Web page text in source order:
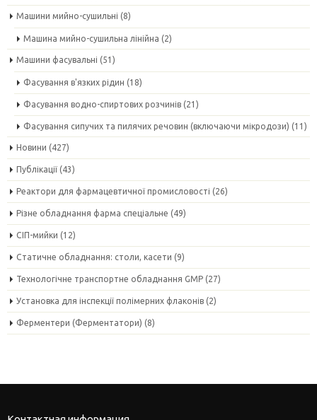
Машини мийно-сушильні (8)
Машина мийно-сушильна лінійна (2)
Машини фасувальні (51)
Фасування в'язких рідин (18)
Фасування водно-спиртових розчинів (21)
Фасування сипучих та пилячих речовин (включаючи мікродози) (11)
Новини (427)
Публікації (43)
Реактори для фармацевтичної промисловості (26)
Різне обладнання фарма спеціальне (49)
СІП-мийки (12)
Статичне обладнання: столи, касети (9)
Технологічне транспортне обладнання GMP (27)
Установка для інспекції полімерних флаконів (2)
Ферментери (Ферментатори) (8)